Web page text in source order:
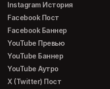
Instagram История
Facebook Пост
Facebook Баннер
YouTube Превью
YouTube Баннер
YouTube Аутро
X (Twitter) Пост